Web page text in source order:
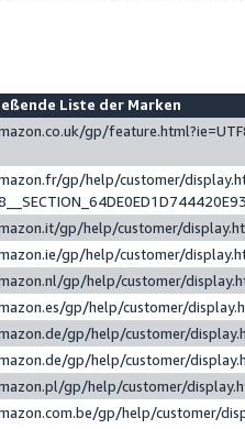
Liste der Marken
gp/
gp/help/customer/
gp/help/customer/
gp/help/customer/
gp/help/customer/
gp/help/customer/
gp/help/customer/
gp/help/customer/
gp/help/customer/
gp/help/customer/